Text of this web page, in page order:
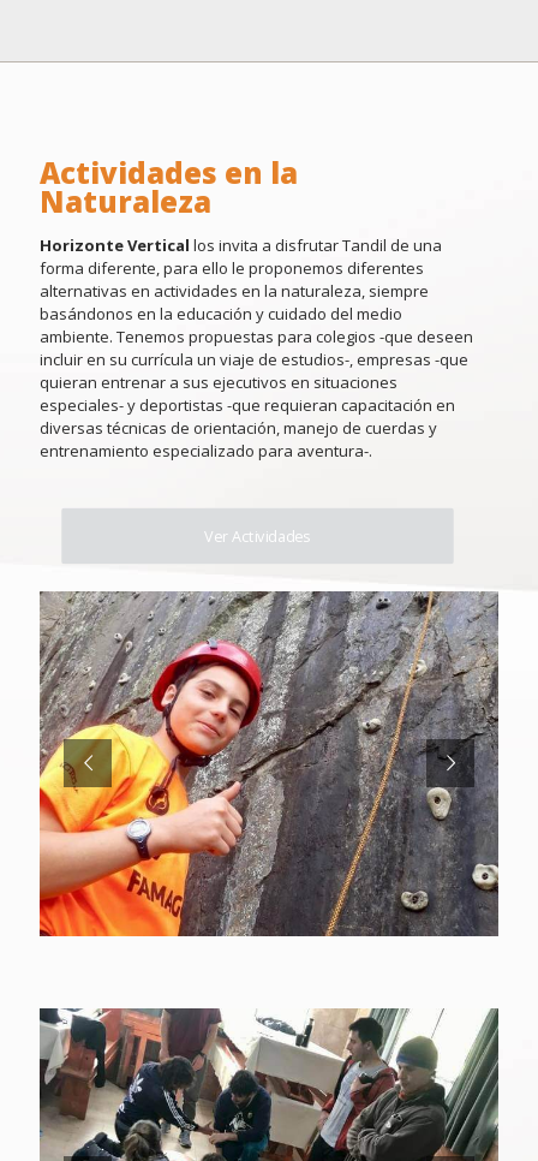
Actividades en la
Naturaleza
Horizonte Vertical los invita a disfrutar Tandil de una
forma diferente, para ello le proponemos diferentes
alternativas en actividades en la naturaleza, siempre
basándonos en la educación y cuidado del medio
ambiente. Tenemos propuestas para colegios -que deseen
incluir en su currícula un viaje de estudios-, empresas -que
quieran entrenar a sus ejecutivos en situaciones
especiales- y deportistas -que requieran capacitación en
diversas técnicas de orientación, manejo de cuerdas y
entrenamiento especializado para aventura-.
Ver Actividades